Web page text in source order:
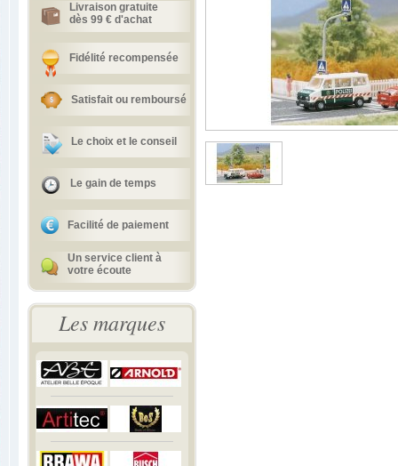
Livraison gratuite
dès 99 € d'achat
Fidélité recompensée
Satisfait ou remboursé
Le choix et le conseil
Le gain de temps
Facilité de paiement
Un service client à
votre écoute
Les marques